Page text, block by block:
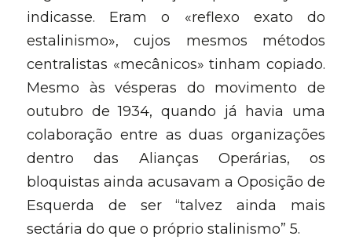
indicasse. Eram o «reflexo exato do
estalinismo», cujos mesmos métodos
centralistas «mecânicos» tinham copiado.
Mesmo às vésperas do movimento de
outubro de 1934, quando já havia uma
colaboração entre as duas organizações
dentro das Alianças Operárias, os
bloquistas ainda acusavam a Oposição de
Esquerda de ser “talvez ainda mais
sectária do que o próprio stalinismo” 5.